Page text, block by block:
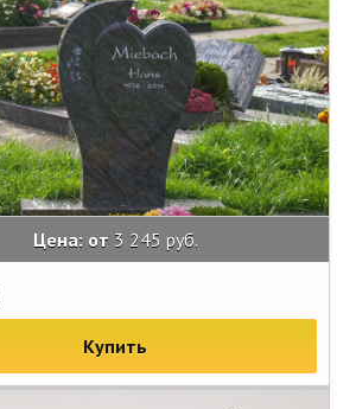
Цена: от 3 245 руб.
Купить